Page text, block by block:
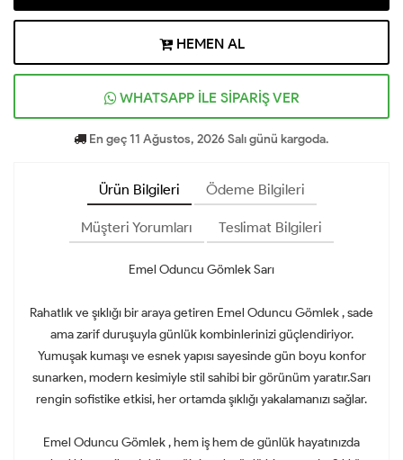
HEMEN AL
WHATSAPP İLE SİPARİŞ VER
En geç 11 Ağustos, 2026 Salı günü kargoda.
Ürün Bilgileri Ödeme Bilgileri
Müşteri Yorumları Teslimat Bilgileri
Emel Oduncu Gömlek Sarı
Rahatlık ve şıklığı bir araya getiren Emel Oduncu Gömlek , sade
ama zarif duruşuyla günlük kombinlerinizi güçlendiriyor.
Yumuşak kumaşı ve esnek yapısı sayesinde gün boyu konfor
sunarken, modern kesimiyle stil sahibi bir görünüm yaratır.Sarı
rengin sofistike etkisi, her ortamda şıklığı yakalamanızı sağlar.
Emel Oduncu Gömlek , hem iş hem de günlük hayatınızda